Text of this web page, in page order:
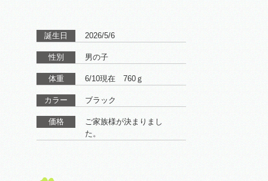
誕生日 2026/5/6
性別 男の子
体重 6/10現在 760ｇ
カラー ブラック
価格
ご家族様が決まりまし
た。